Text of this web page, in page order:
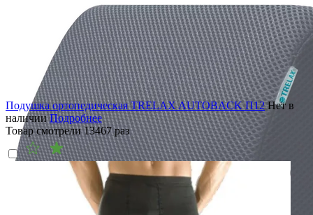
Подушка ортопедическая TRELAX AUTOBACK П12 Нет в
наличии Подробнее
Товар смотрели13467раз